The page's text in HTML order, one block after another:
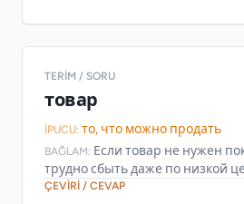
TERIM / SORU
товар
İPUCU: то, что можно продать
BAĞLAM: Если товар не нужен
трудно сбыть даже по низкой
ÇEVIRI / CEVAP